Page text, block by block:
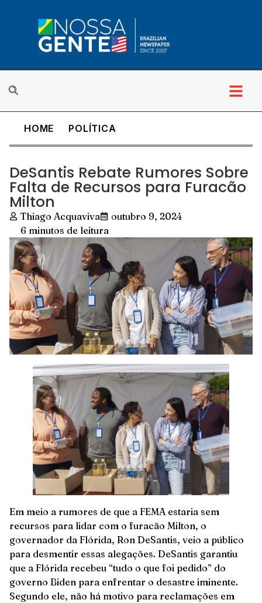
HOME POLÍTICA
DeSantis Rebate Rumores Sobre
Falta de Recursos para Furacão
Milton
Thiago Acquaviva
outubro 9, 2024
6 minutos de leitura
Em meio a rumores de que a FEMA estaria sem
recursos para lidar com o furacão Milton, o
governador da Flórida, Ron DeSantis, veio a público
para desmentir essas alegações. DeSantis garantiu
que a Flórida recebeu “tudo o que foi pedido” do
governo Biden para enfrentar o desastre iminente.
Segundo ele, não há motivo para reclamações em